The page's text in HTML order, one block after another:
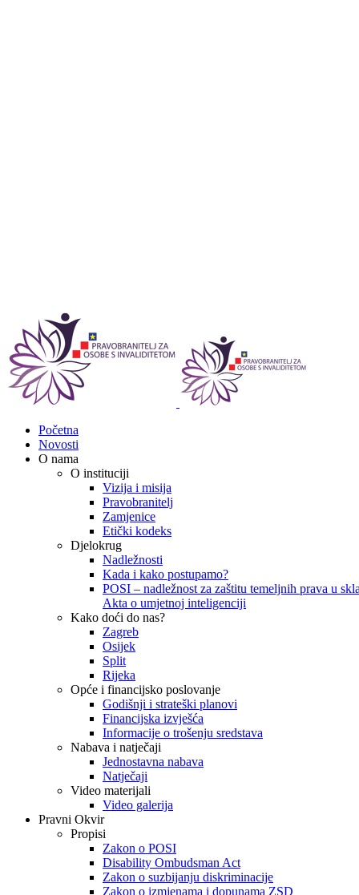
Početna
Novosti
O nama
O instituciji
Vizija i misija
Pravobranitelj
Zamjenice
Etički kodeks
Djelokrug
Nadležnosti
Kada i kako postupamo?
POSI – nadležnost za zaštitu temeljnih prava u
Akta o umjetnoj inteligenciji
Kako doći do nas?
Zagreb
Osijek
Split
Rijeka
Opće i financijsko poslovanje
Godišnji i strateški planovi
Financijska izvješća
Informacije o trošenju sredstava
Nabava i natječaji
Jednostavna nabava
Natječaji
Video materijali
Video galerija
Pravni Okvir
Propisi
Zakon o POSI
Disability Ombudsman Act
Zakon o suzbijanju diskriminacije
Zakon o izmjenama i dopunama ZSD